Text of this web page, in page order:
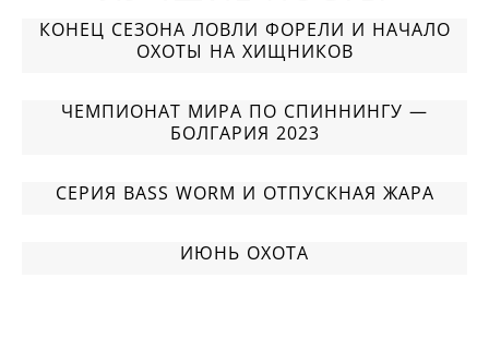
КОНЕЦ СЕЗОНА ЛОВЛИ ФОРЕЛИ И НАЧАЛО
ОХОТЫ НА ХИЩНИКОВ
ЧЕМПИОНАТ МИРА ПО СПИННИНГУ —
БОЛГАРИЯ 2023
СЕРИЯ BASS WORM И ОТПУСКНАЯ ЖАРА
ИЮНЬ OХОТА